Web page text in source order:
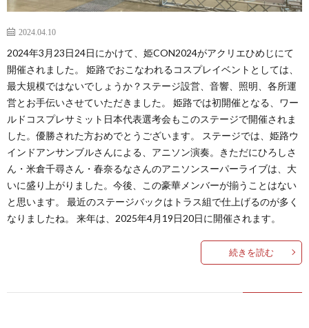
2024.04.10
2024年3月23日24日にかけて、姫CON2024がアクリエひめじにて
開催されました。 姫路でおこなわれるコスプレイベントとしては、
最大規模ではないでしょうか？ステージ設営、音響、照明、各所運
営とお手伝いさせていただきました。 姫路では初開催となる、ワー
ルドコスプレサミット日本代表選考会もこのステージで開催されま
した。優勝された方おめでとうございます。 ステージでは、姫路ウ
インドアンサンブルさんによる、アニソン演奏。きただにひろしさ
ん・米倉千尋さん・春奈るなさんのアニソンスーパーライブは、大
いに盛り上がりました。今後、この豪華メンバーが揃うことはない
と思います。 最近のステージバックはトラス組で仕上げるのが多く
なりましたね。 来年は、2025年4月19日20日に開催されます。
続きを読む